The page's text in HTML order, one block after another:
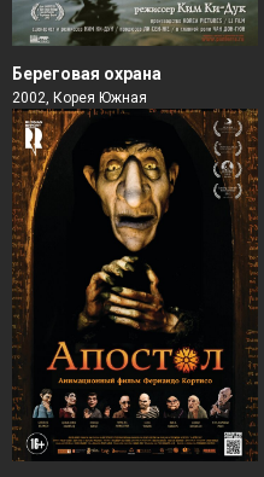
Береговая охрана
2002, Корея Южная